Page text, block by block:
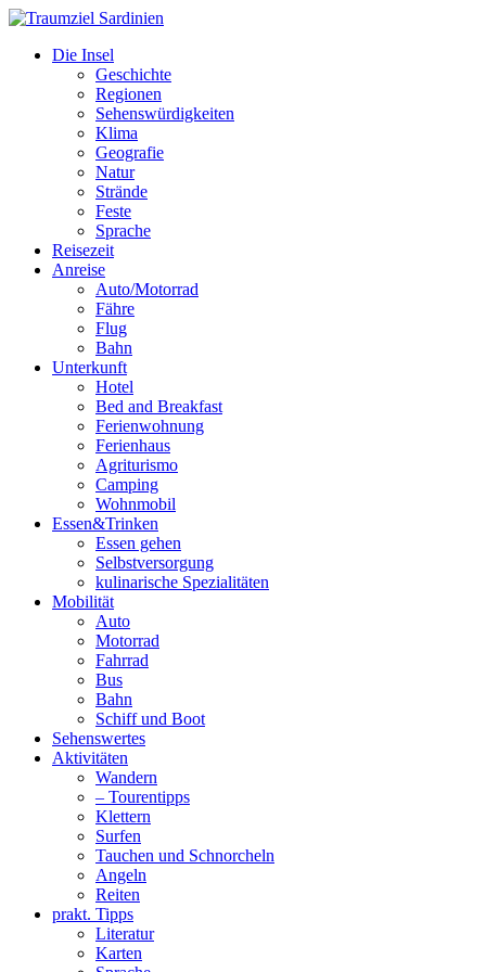
Die Insel
Geschichte
Regionen
Sehenswürdigkeiten
Klima
Geografie
Natur
Strände
Feste
Sprache
Reisezeit
Anreise
Auto/Motorrad
Fähre
Flug
Bahn
Unterkunft
Hotel
Bed and Breakfast
Ferienwohnung
Ferienhaus
Agriturismo
Camping
Wohnmobil
Essen&Trinken
Essen gehen
Selbstversorgung
kulinarische Spezialitäten
Mobilität
Auto
Motorrad
Fahrrad
Bus
Bahn
Schiff und Boot
Sehenswertes
Aktivitäten
Wandern
– Tourentipps
Klettern
Surfen
Tauchen und Schnorcheln
Angeln
Reiten
prakt. Tipps
Literatur
Karten